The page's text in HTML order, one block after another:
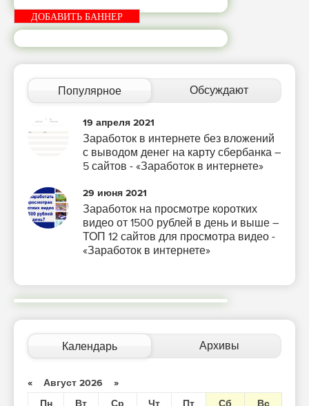
ДОБАВИТЬ БАННЕР
Популярное Обсуждают
19 апреля 2021
Заработок в интернете без вложений
с выводом денег на карту сбербанка –
5 сайтов - «Заработок в интернете»
29 июня 2021
Заработок на просмотре коротких
видео от 1500 рублей в день и выше –
ТОП 12 сайтов для просмотра видео -
«Заработок в интернете»
Календарь Архивы
« Август 2026 »
Пн
Вт Ср Чт Пт Сб
Вс